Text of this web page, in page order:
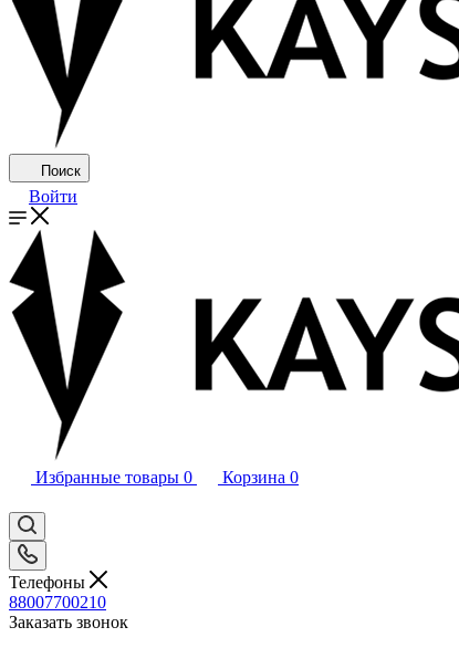
Поиск
Войти
Избранные товары 0 Корзина 0
Телефоны
88007700210
Заказать звонок